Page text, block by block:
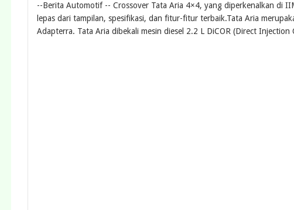
--Berita Automotif -- Crossover Tata Aria 4×4, yang diperkenalkan di
lepas dari tampilan, spesifikasi, dan fitur-fitur terbaik.Tata Aria
Adapterra. Tata Aria dibekali mesin diesel 2.2 L DiCOR (Direct